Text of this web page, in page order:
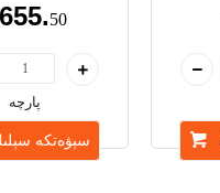
50
پارچە
سېۋەتكە